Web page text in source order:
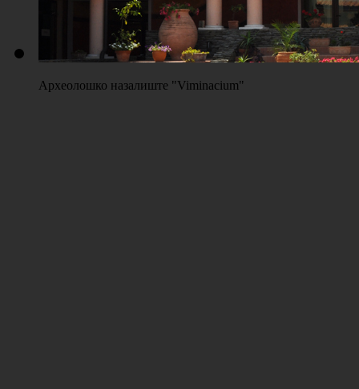
Археолошко назалиште "Viminacium"